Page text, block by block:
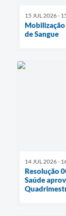
15 JUL 2026 -
de Sangue
14 JUL 2026 -
Resolução
Saúde